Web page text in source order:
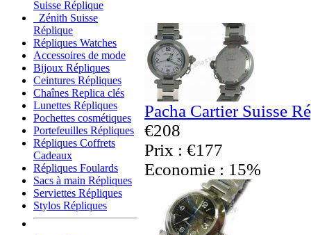
Suisse Réplique
Zénith Suisse
Réplique
Répliques Watches
Accessoires de mode
Bijoux Répliques
Ceintures Répliques
Chaînes Replica clés
Lunettes Répliques
Pochettes cosmétiques
Portefeuilles Répliques
Répliques Coffrets
Cadeaux
Répliques Foulards
Sacs à main Répliques
Serviettes Répliques
Stylos Répliques
Pacha Cartier Suisse
€208
Prix : €177
Economie : 15%